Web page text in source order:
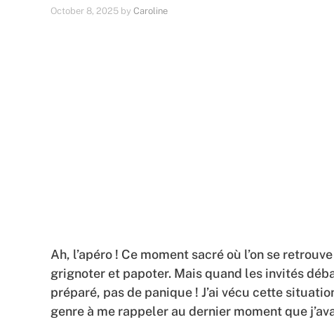
October 8, 2025 by Caroline
Ah, l’apéro ! Ce moment sacré où l’on se
grignoter et papoter. Mais quand les invités
préparé, pas de panique ! J’ai vécu cette
genre à me rappeler au dernier moment que